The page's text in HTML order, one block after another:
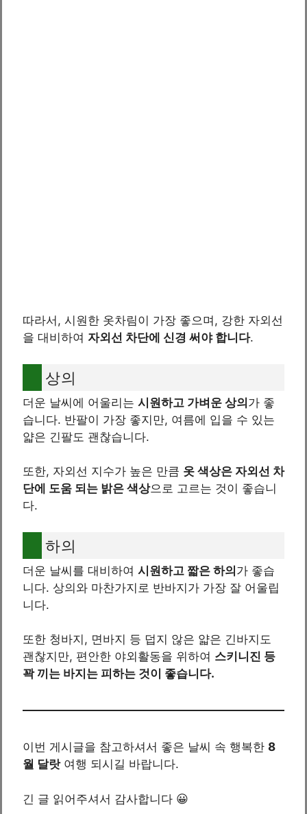
따라서, 시원한 옷차림이 가장 좋으며, 강한 자외선
을 대비하여 자외선 차단에 신경 써야 합니다.
상의
더운 날씨에 어울리는 시원하고 가벼운 상의가 좋
습니다. 반팔이 가장 좋지만, 여름에 입을 수 있는
얇은 긴팔도 괜찮습니다.
또한, 자외선 지수가 높은 만큼 옷 색상은 자외선 차
단에 도움 되는 밝은 색상으로 고르는 것이 좋습니
다.
하의
더운 날씨를 대비하여 시원하고 짧은 하의가 좋습
니다. 상의와 마찬가지로 반바지가 가장 잘 어울립
니다.
또한 청바지, 면바지 등 덥지 않은 얇은 긴바지도
괜찮지만, 편안한 야외활동을 위하여 스키니진 등
꽉 끼는 바지는 피하는 것이 좋습니다.
이번 게시글을 참고하셔서 좋은 날씨 속 행복한 8
월 달랏여행 되시길 바랍니다.
긴 글 읽어주셔서 감사합니다 😀